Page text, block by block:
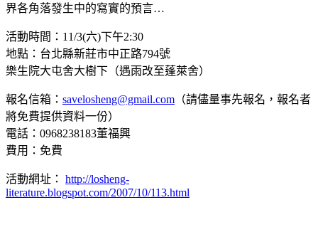
界各角落發生中的寫實的預言…
活動時間：11/3(六)下午2:30
地點：台北縣新莊市中正路794號
樂生院大屯舍大樹下（遇雨改至蓬萊舍）
報名信箱： savelosheng@gmail.com （請儘量事先報名，報名者
將免費提供資料一份）
電話：0968238183董福興
費用：免費
活動網址： http://losheng-
literature.blogspot.com/2007/10/113.html